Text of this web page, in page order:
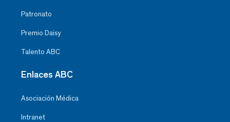
Patronato
Premio Daisy
Talento ABC
Enlaces ABC
Asociación Médica
Intranet